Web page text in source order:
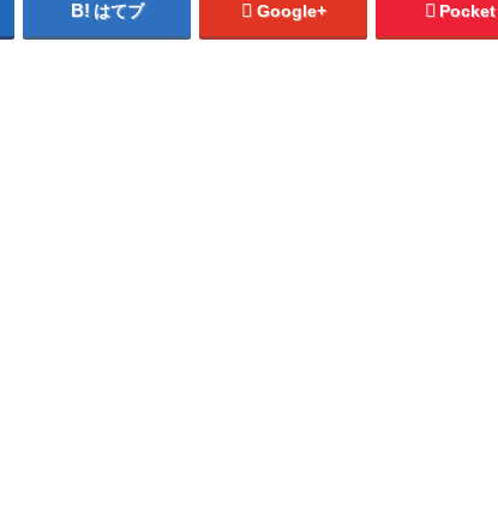
はてブ Google+ Pocket